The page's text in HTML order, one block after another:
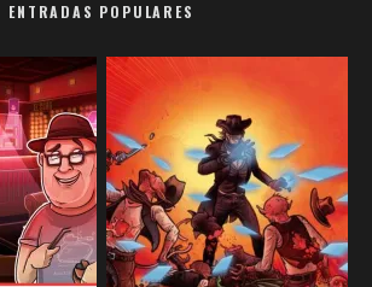
ENTRADAS POPULARES